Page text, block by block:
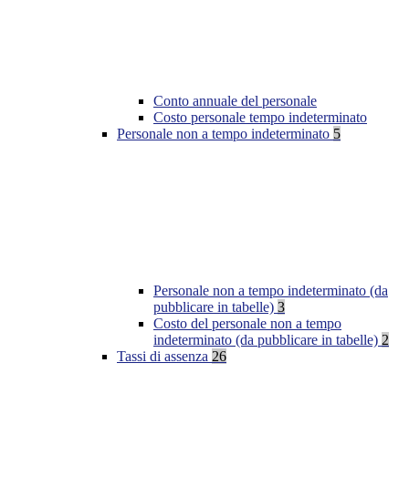
Conto annuale del personale
Costo personale tempo indeterminato
Personale non a tempo indeterminato 5
Personale non a tempo indeterminato (da
pubblicare in tabelle) 3
Costo del personale non a tempo
indeterminato (da pubblicare in tabelle) 2
Tassi di assenza 26